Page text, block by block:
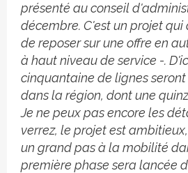
présenté au conseil
décembre. C'est un projet
de reposer sur une offre en
à haut niveau de service -.
cinquantaine de lignes seront
dans la région, dont une
Je ne peux pas encore les
verrez, le projet est
un grand pas à la mobilité
première phase sera lancée